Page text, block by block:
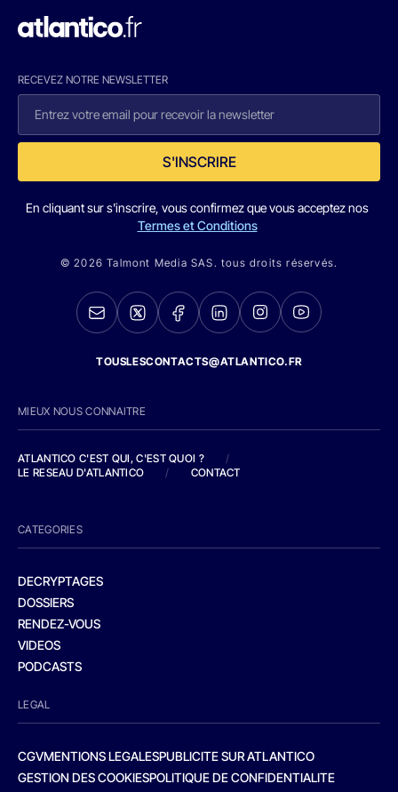
RECEVEZ NOTRE NEWSLETTER
S'INSCRIRE
En cliquant sur s'inscrire, vous confirmez que vous acceptez nos
Termes et Conditions
© 2026 Talmont Media SAS. tous droits réservés.
TOUSLESCONTACTS@ATLANTICO.FR
MIEUX NOUS CONNAITRE
ATLANTICO C'EST QUI, C'EST QUOI ?
/
LE RESEAU D'ATLANTICO
/ CONTACT
CATEGORIES
DECRYPTAGES
DOSSIERS
RENDEZ-VOUS
VIDEOS
PODCASTS
LEGAL
CGVMENTIONS LEGALESPUBLICITE SUR ATLANTICO
GESTION DES COOKIESPOLITIQUE DE CONFIDENTIALITE